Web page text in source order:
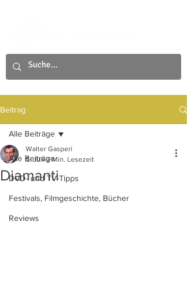
Beitrag
Alle Beiträge
DVD- und TV-Tipps
Festivals, Filmgeschichte, Bücher
Reviews
Alle Beiträge
Diamanti
Walter Gasperi
5. Juli 3 Min. Lesezeit